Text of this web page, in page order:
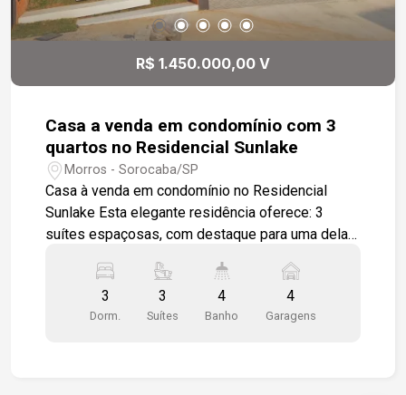
R$ 1.450.000,00 V
Casa a venda em condomínio com 3
quartos no Residencial Sunlake
Morros - Sorocaba/SP
Casa à venda em condomínio no Residencial
Sunlake Esta elegante residência oferece: 3
suítes espaçosas, com destaque para uma delas,
e cozinha gourmet integradas, ambas com piso
em porcelanato de primeira linha. Cozinha
gourmet equipada com churrasqueira e ilha, ideal
3
Dorm.
3
Suítes
4
Banho
4
Garagens